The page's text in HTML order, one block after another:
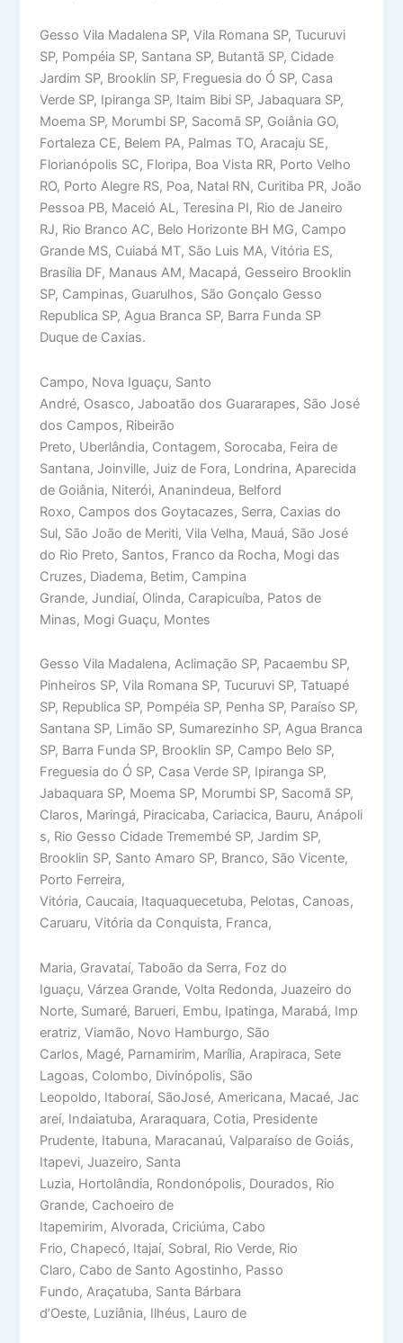
Gesso Vila Madalena SP, Vila Romana SP, Tucuruvi
SP, Pompéia SP, Santana SP, Butantã SP, Cidade
Jardim SP, Brooklin SP, Freguesia do Ó SP, Casa
Verde SP, Ipiranga SP, Itaim Bibi SP, Jabaquara SP,
Moema SP, Morumbi SP, Sacomã SP, Goiânia GO,
Fortaleza CE, Belem PA, Palmas TO, Aracaju SE,
Florianópolis SC, Floripa, Boa Vista RR, Porto Velho
RO, Porto Alegre RS, Poa, Natal RN, Curitiba PR, João
Pessoa PB, Maceió AL, Teresina PI, Rio de Janeiro
RJ, Rio Branco AC, Belo Horizonte BH MG, Campo
Grande MS, Cuiabá MT, São Luis MA, Vitória ES,
Brasília DF, Manaus AM, Macapá, Gesseiro Brooklin
SP, Campinas, Guarulhos, São Gonçalo Gesso
Republica SP, Agua Branca SP, Barra Funda SP
Duque de Caxias.
Campo, Nova Iguaçu, Santo
André, Osasco, Jaboatão dos Guararapes, São José
dos Campos, Ribeirão
Preto, Uberlândia, Contagem, Sorocaba, Feira de
Santana, Joinville, Juiz de Fora, Londrina, Aparecida
de Goiânia, Niterói, Ananindeua, Belford
Roxo, Campos dos Goytacazes, Serra, Caxias do
Sul, São João de Meriti, Vila Velha, Mauá, São José
do Rio Preto, Santos, Franco da Rocha, Mogi das
Cruzes, Diadema, Betim, Campina
Grande, Jundiaí, Olinda, Carapicuíba, Patos de
Minas, Mogi Guaçu, Montes
Gesso Vila Madalena, Aclimação SP, Pacaembu SP,
Pinheiros SP, Vila Romana SP, Tucuruvi SP, Tatuapé
SP, Republica SP, Pompéia SP, Penha SP, Paraíso SP,
Santana SP, Limão SP, Sumarezinho SP, Agua Branca
SP, Barra Funda SP, Brooklin SP, Campo Belo SP,
Freguesia do Ó SP, Casa Verde SP, Ipiranga SP,
Jabaquara SP, Moema SP, Morumbi SP, Sacomã SP,
Claros, Maringá, Piracicaba, Cariacica, Bauru, Anápoli
s, Rio Gesso Cidade Tremembé SP, Jardim SP,
Brooklin SP, Santo Amaro SP, Branco, São Vicente,
Porto Ferreira,
Vitória, Caucaia, Itaquaquecetuba, Pelotas, Canoas,
Caruaru, Vitória da Conquista, Franca,
Maria, Gravataí, Taboão da Serra, Foz do
Iguaçu, Várzea Grande, Volta Redonda, Juazeiro do
Norte, Sumaré, Barueri, Embu, Ipatinga, Marabá, Imp
eratriz, Viamão, Novo Hamburgo, São
Carlos, Magé, Parnamirim, Marília, Arapiraca, Sete
Lagoas, Colombo, Divinópolis, São
Leopoldo, Itaboraí, SãoJosé, Americana, Macaé, Jac
areí, Indaiatuba, Araraquara, Cotia, Presidente
Prudente, Itabuna, Maracanaú, Valparaíso de Goiás,
Itapevi, Juazeiro, Santa
Luzia, Hortolândia, Rondonópolis, Dourados, Rio
Grande, Cachoeiro de
Itapemirim, Alvorada, Criciúma, Cabo
Frio, Chapecó, Itajaí, Sobral, Rio Verde, Rio
Claro, Cabo de Santo Agostinho, Passo
Fundo, Araçatuba, Santa Bárbara
d’Oeste, Luziânia, Ilhéus, Lauro de